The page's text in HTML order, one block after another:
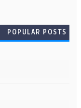
POPULAR POSTS